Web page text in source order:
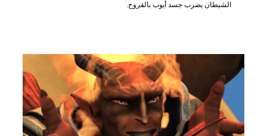
الشيطان يضرب جسد أيوب بالقروح.